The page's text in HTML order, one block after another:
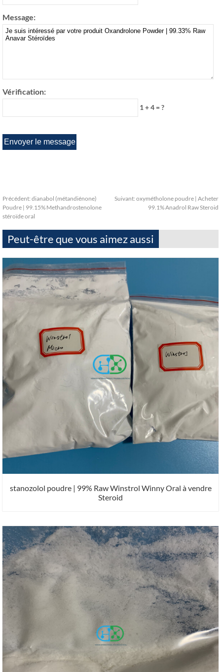
Message:
Vérification:
1 + 4 = ?
Précédent: dianabol (métandiénone)
Poudre | 99.15% Methandrostenolone
stéroïde oral
Suivant: oxymétholone poudre | Acheter
99.1% Anadrol Raw Steroid
Peut-être que vous aimez aussi
stanozolol poudre | 99% Raw Winstrol Winny Oral à vendre
Steroid